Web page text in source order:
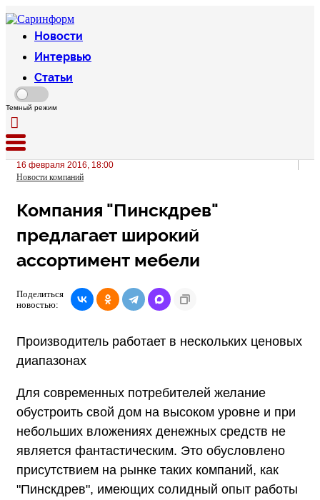
Новости
Интервью
Статьи
Темный режим
16 февраля 2016, 18:00
Новости компаний
Компания "Пинскдрев"
предлагает широкий
ассортимент мебели
Поделиться
новостью:
Производитель работает в нескольких ценовых
диапазонах
Для современных потребителей желание
обустроить свой дом на высоком уровне и при
небольших вложениях денежных средств не
является фантастическим. Это обусловлено
присутствием на рынке таких компаний, как
"Пинскдрев", имеющих солидный опыт работы